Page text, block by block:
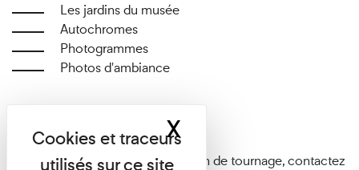
Les jardins du musée
Autochromes
Photogrammes
Photos d'ambiance
Pour toute demande d'autorisation de tournage, contactez
XMasquer le